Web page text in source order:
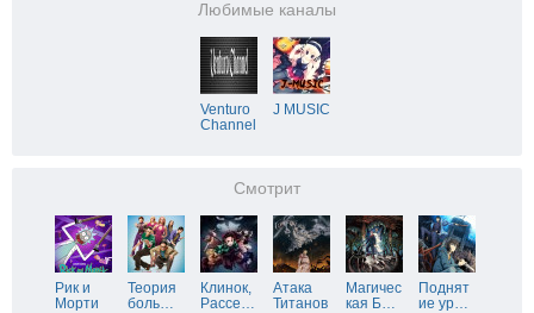
Любимые каналы
Venturo
Channel
J MUSIC
Смотрит
Рик и
Морти
Теория
боль…
Клинок,
Рассе…
Атака
Титанов
Магичес
кая Б…
Поднят
ие ур…